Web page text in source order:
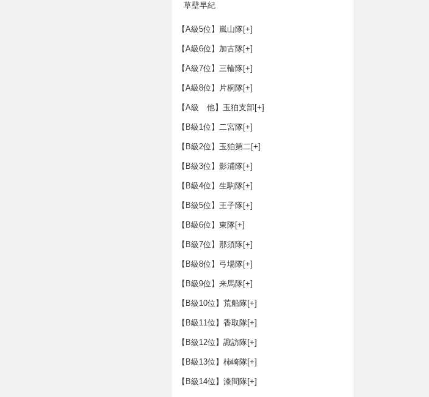
草壁早紀
【A級5位】嵐山隊[+]
【A級6位】加古隊[+]
【A級7位】三輪隊[+]
【A級8位】片桐隊[+]
【A級 他】玉狛支部[+]
【B級1位】二宮隊[+]
【B級2位】玉狛第二[+]
【B級3位】影浦隊[+]
【B級4位】生駒隊[+]
【B級5位】王子隊[+]
【B級6位】東隊[+]
【B級7位】那須隊[+]
【B級8位】弓場隊[+]
【B級9位】来馬隊[+]
【B級10位】荒船隊[+]
【B級11位】香取隊[+]
【B級12位】諏訪隊[+]
【B級13位】柿崎隊[+]
【B級14位】漆間隊[+]